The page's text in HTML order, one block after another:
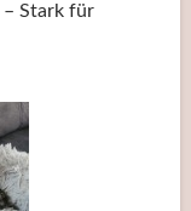
– Stark für